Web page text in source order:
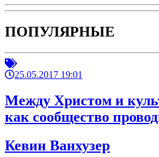
ПОПУЛЯРНЫЕ
25.05.2017 19:01
Между Христом и
как сообщество
Кевин Ванхузер